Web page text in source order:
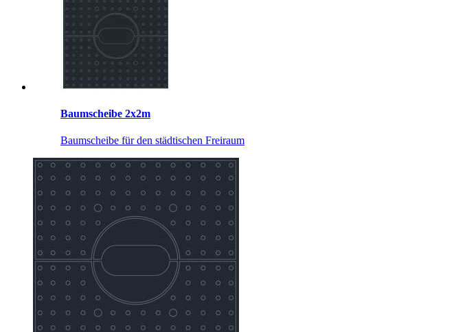
Baumscheibe 2x2m
Baumscheibe für den städtischen Freiraum